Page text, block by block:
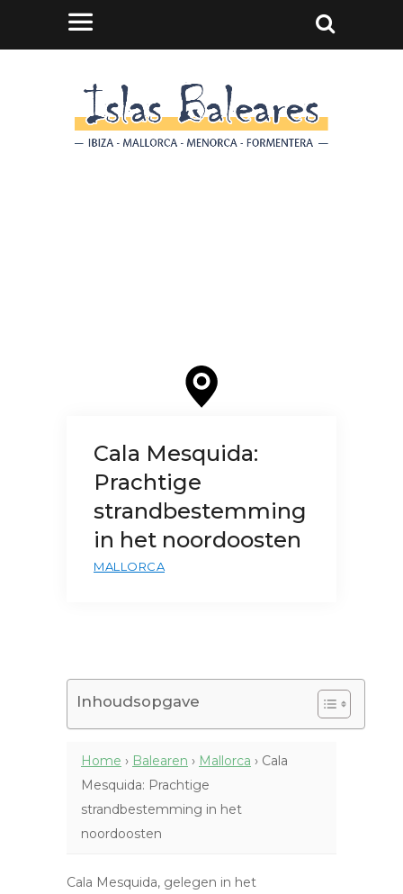
Cala Mesquida:
Prachtige
strandbestemming
in het noordoosten
MALLORCA
Inhoudsopgave
Home › Balearen › Mallorca › Cala
Mesquida: Prachtige
strandbestemming in het
noordoosten
Cala Mesquida, gelegen in het